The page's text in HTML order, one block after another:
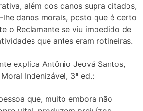
além dos danos supra citados,
lhe danos morais, posto que é certo
o Reclamante se viu impedido de
que antes eram rotineiras.
explica Antônio Jeová Santos,
Indenizável, 3ª ed.:
que, muito embora não